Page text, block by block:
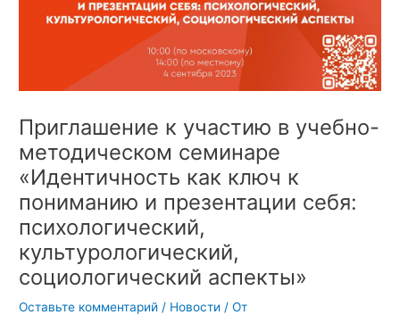
Приглашение к участию в учебно-
методическом семинаре
«Идентичность как ключ к
пониманию и презентации себя:
психологический,
культурологический,
социологический аспекты»
Оставьте комментарий / Новости / От